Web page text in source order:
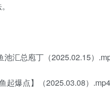
池汇总庖丁（2025.02.15）
起爆点】（2025.03.08）.mp4